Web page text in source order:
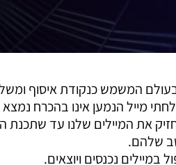
המשמש כנקודת איסוף
מייל הנמען אינו בהכרח נמצא
את המיילים שלנו עד שתכנת
שלהם.
נכנסים ויוצאים.